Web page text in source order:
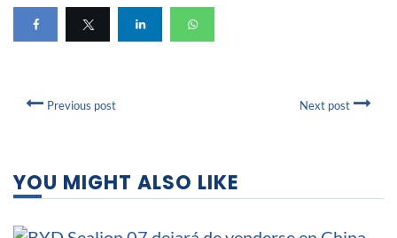
Previous post Next post
YOU MIGHT ALSO LIKE